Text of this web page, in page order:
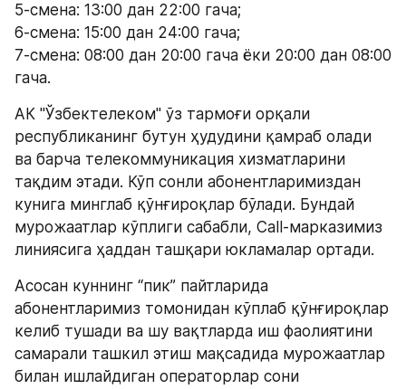
5-смена: 13:00 дан 22:00 гача;
6-смена: 15:00 дан 24:00 гача;
7-смена: 08:00 дан 20:00 гача ёки 20:00 дан 08:00
гача.
АК "Ўзбектелеком" ўз тармоғи орқали
республиканинг бутун ҳудудини қамраб олади
ва барча телекоммуникация хизматларини
тақдим этади. Кўп сонли абонентларимиздан
кунига минглаб қўнғироқлар бўлади. Бундай
мурожаатлар кўплиги сабабли, Call-марказимиз
линиясига ҳаддан ташқари юкламалар ортади.
Асосан куннинг “пик” пайтларида
абонентларимиз томонидан кўплаб қўнғироқлар
келиб тушади ва шу вақтларда иш фаолиятини
самарали ташкил этиш мақсадида мурожаатлар
билан ишлайдиган операторлар сони